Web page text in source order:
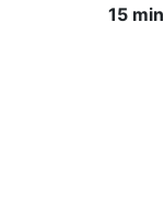
15 min